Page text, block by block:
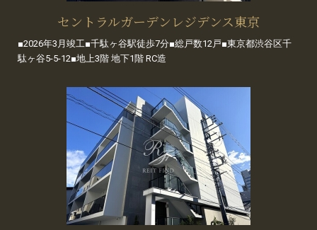
セントラルガーデンレジデンス東京
■2026年3月竣工■千駄ヶ谷駅徒歩7分■総戸数12戸■東京都渋谷区千
駄ヶ谷5-5-12■地上3階 地下1階 RC造